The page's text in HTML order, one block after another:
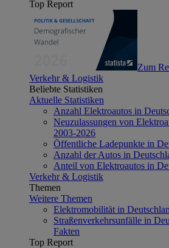
Top Report
Zum
Verkehr & Logistik
Beliebte Statistiken
Aktuelle Statistiken
Anzahl Elektroautos in
Neuzulassungen von
2003-2026
Öffentliche Ladepunkte in
Anzahl der Autos in
Anteil von Elektroautos in
Verkehr & Logistik
Themen
Weitere Themen
Elektromobilität in
Straßenverkehrsunfälle in
Fakten
Top Report